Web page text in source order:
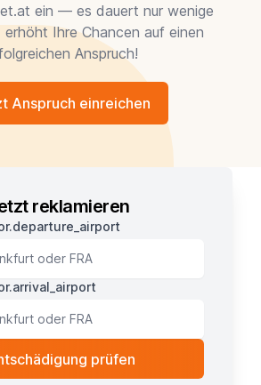
ein — es dauert nur wenige
erhöht Ihre Chancen auf einen
Anspruch!
Anspruch einreichen
reklamieren